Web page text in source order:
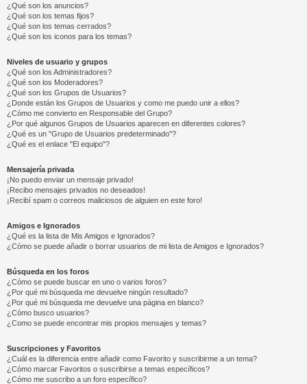
¿Qué son los anuncios?
¿Qué son los temas fijos?
¿Qué son los temas cerrados?
¿Qué son los iconos para los temas?
Niveles de usuario y grupos
¿Qué son los Administradores?
¿Qué son los Moderadores?
¿Qué son los Grupos de Usuarios?
¿Donde están los Grupos de Usuarios y como me puedo unir a ellos?
¿Cómo me convierto en Responsable del Grupo?
¿Por qué algunos Grupos de Usuarios aparecen en diferentes colores?
¿Qué es un "Grupo de Usuarios predeterminado"?
¿Qué es el enlace "El equipo"?
Mensajería privada
¡No puedo enviar un mensaje privado!
¡Recibo mensajes privados no deseados!
¡Recibí spam o correos maliciosos de alguien en este foro!
Amigos e Ignorados
¿Qué es la lista de Mis Amigos e Ignorados?
¿Cómo se puede añadir o borrar usuarios de mi lista de Amigos e Ignorados?
Búsqueda en los foros
¿Cómo se puede buscar en uno o varios foros?
¿Por qué mi búsqueda me devuelve ningún resultado?
¿Por qué mi búsqueda me devuelve una página en blanco?
¿Cómo busco usuarios?
¿Como se puede encontrar mis propios mensajes y temas?
Suscripciones y Favoritos
¿Cuál es la diferencia entre añadir como Favorito y suscribirme a un tema?
¿Cómo marcar Favoritos o suscribirse a temas específicos?
¿Cómo me suscribo a un foro específico?